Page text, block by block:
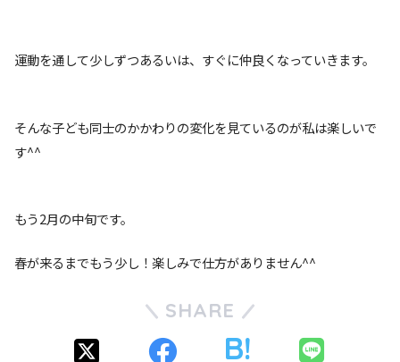
運動を通して少しずつあるいは、すぐに仲良くなっていきます。
そんな子ども同士のかかわりの変化を見ているのが私は楽しいで
す^^
もう2月の中旬です。
春が来るまでもう少し！楽しみで仕方がありません^^
SHARE